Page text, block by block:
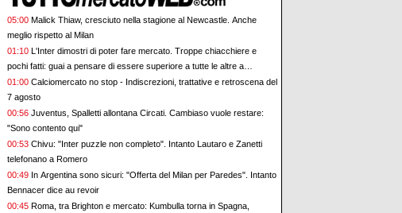
05:00 Malick Thiaw, cresciuto nella stagione al Newcastle. Anche
meglio rispetto al Milan
01:10 L'Inter dimostri di poter fare mercato. Troppe chiacchiere e
pochi fatti: guai a pensare di essere superiore a tutte le altre a
prescindere. Juve, il portiere può diventare un "problema". Milan-Leao,
serve una decisione netta
01:00 Calciomercato no stop - Indiscrezioni, trattative e retroscena del
7 agosto
00:56 Juventus, Spalletti allontana Circati. Cambiaso vuole restare:
"Sono contento qui"
00:53 Chivu: "Inter puzzle non completo". Intanto Lautaro e Zanetti
telefonano a Romero
00:49 In Argentina sono sicuri: "Offerta del Milan per Paredes". Intanto
Bennacer dice au revoir
00:45 Roma, tra Brighton e mercato: Kumbulla torna in Spagna,